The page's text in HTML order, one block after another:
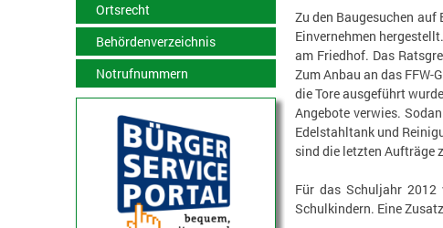
Ortsrecht
Behördenverzeichnis
Notrufnummern
Zu den Baugesuchen
Einvernehmen
am Friedhof. Das
Zum Anbau an das
die Tore ausgeführt
Angebote verwies.
Edelstahltank und
sind die letzten Aufträge
Für das Schuljahr
Schulkindern. Eine